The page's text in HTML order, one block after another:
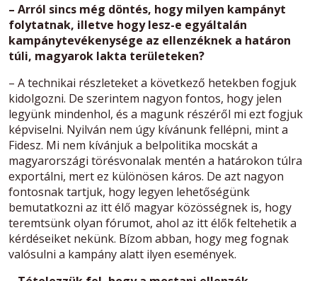
– Arról sincs még döntés, hogy milyen kampányt
folytatnak, illetve hogy lesz-e egyáltalán
kampánytevékenysége az ellenzéknek a határon
túli, magyarok lakta területeken?
– A technikai részleteket a következő hetekben fogjuk
kidolgozni. De szerintem nagyon fontos, hogy jelen
legyünk mindenhol, és a magunk részéről mi ezt fogjuk
képviselni. Nyilván nem úgy kívánunk fellépni, mint a
Fidesz. Mi nem kívánjuk a belpolitika mocskát a
magyarországi törésvonalak mentén a határokon túlra
exportálni, mert ez különösen káros. De azt nagyon
fontosnak tartjuk, hogy legyen lehetőségünk
bemutatkozni az itt élő magyar közösségnek is, hogy
teremtsünk olyan fórumot, ahol az itt élők feltehetik a
kérdéseiket nekünk. Bízom abban, hogy meg fognak
valósulni a kampány alatt ilyen események.